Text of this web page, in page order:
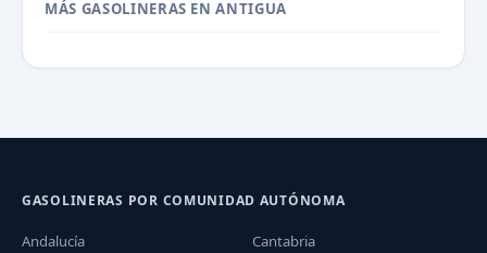
MÁS GASOLINERAS EN ANTIGUA
GASOLINERAS POR COMUNIDAD AUTÓNOMA
Andalucía
Cantabria